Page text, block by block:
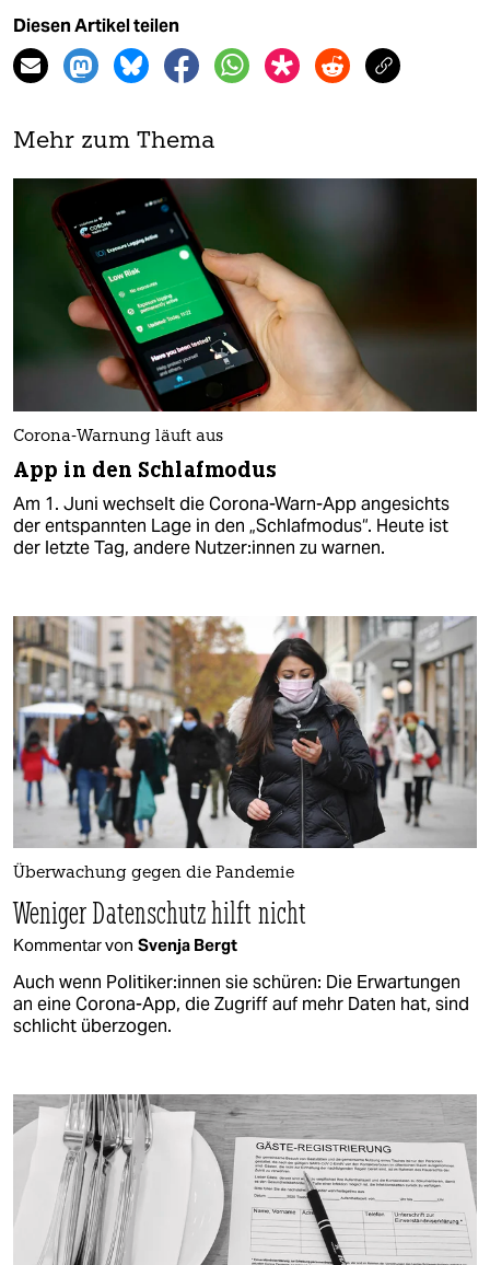
Diesen Artikel teilen
Mehr zum Thema
Corona-Warnung läuft aus
App in den Schlafmodus
Am 1. Juni wechselt die Corona-Warn-App angesichts
der entspannten Lage in den „Schlafmodus“. Heute ist
der letzte Tag, andere Nut­ze­r:in­nen zu warnen.
Überwachung gegen die Pandemie
Weniger Datenschutz hilft nicht
Kommentar von Svenja Bergt
Auch wenn Politiker:innen sie schüren: Die Erwartungen
an eine Corona-App, die Zugriff auf mehr Daten hat, sind
schlicht überzogen.